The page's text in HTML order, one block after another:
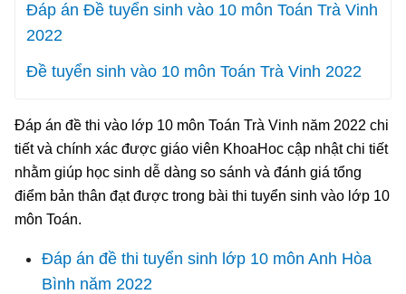
Đáp án Đề tuyển sinh vào 10 môn Toán Trà Vinh
2022
Đề tuyển sinh vào 10 môn Toán Trà Vinh 2022
Đáp án đề thi vào lớp 10 môn Toán Trà Vinh năm 2022 chi
tiết và chính xác được giáo viên KhoaHoc cập nhật chi tiết
nhằm giúp học sinh dễ dàng so sánh và đánh giá tổng
điểm bản thân đạt được trong bài thi tuyển sinh vào lớp 10
môn Toán.
Đáp án đề thi tuyển sinh lớp 10 môn Anh Hòa
Bình năm 2022